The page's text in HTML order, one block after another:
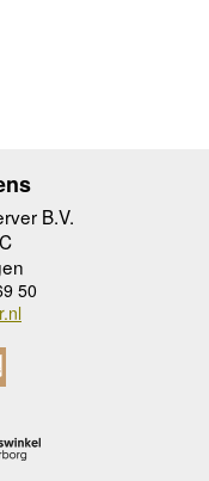
B.V.
50